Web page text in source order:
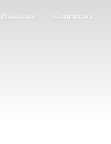
Posizione Contattaci